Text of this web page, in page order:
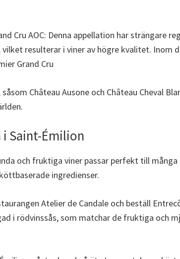
Cru AOC: Denna appellation har strängare
resulterar i viner av högre kvalitet. Inom
Grand Cru
Château Ausone och Château Cheval
i Saint-Émilion
och fruktiga viner passar perfekt till
ingredienser.
Atelier de Candale och beställ
i rödvinssås, som matchar de fruktiga och